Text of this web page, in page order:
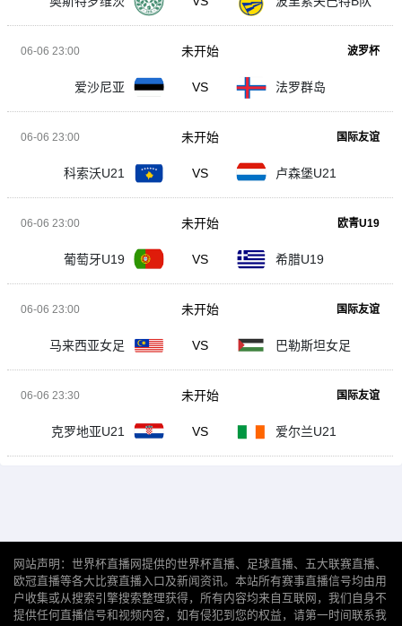
06-06 23:00 波罗杯
爱沙尼亚 VS 法罗群岛
未开始
06-06 23:00 国际友谊
科索沃U21 VS 卢森堡U21
未开始
06-06 23:00 欧青U19
葡萄牙U19 VS 希腊U19
未开始
06-06 23:00 国际友谊
马来西亚女足 VS 巴勒斯坦女足
未开始
06-06 23:30 国际友谊
克罗地亚U21 VS 爱尔兰U21
未开始
网站声明：世界杯直播网提供的世界杯直播、足球直播、五大联赛直播、
欧冠直播等各大比赛直播入口及新闻资讯。本站所有赛事直播信号均由用
户收集或从搜索引擎搜索整理获得，所有内容均来自互联网，我们自身不
提供任何直播信号和视频内容，如有侵犯到您的权益，请第一时间联系我